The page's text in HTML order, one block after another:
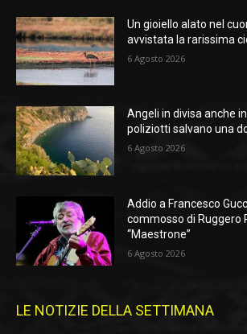
Un gioiello alato nel
avvistata la rarissima
6 Agosto 2026
Angeli in divisa anche
poliziotti salvano una
6 Agosto 2026
Addio a Francesco
commosso di Ruggero
“Maestrone”
6 Agosto 2026
LE NOTIZIE DELLA SETTIMANA